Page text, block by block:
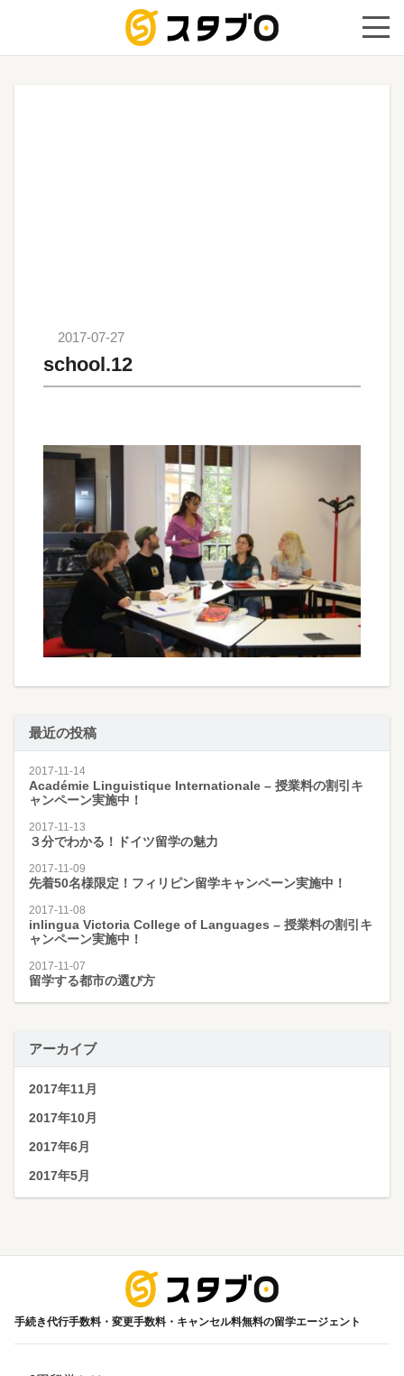
手続き
2017-07-27
school.12
最近の投稿
2017-11-14
Académie Linguistique Internationale – 授業料の割引キ
ャンペーン実施中！
2017-11-13
３分でわかる！ドイツ留学の魅力
2017-11-09
先着50名様限定！フィリピン留学キャンペーン実施中！
2017-11-08
inlingua Victoria College of Languages – 授業料の割引キ
ャンペーン実施中！
2017-11-07
留学する都市の選び方
アーカイブ
2017年11月
2017年10月
2017年6月
2017年5月
手続き代行手数料・変更手数料・キャンセル料無料の留学エージェント